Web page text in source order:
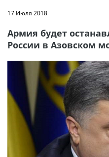
17 Июля 2018
Армия будет
России в Азовском